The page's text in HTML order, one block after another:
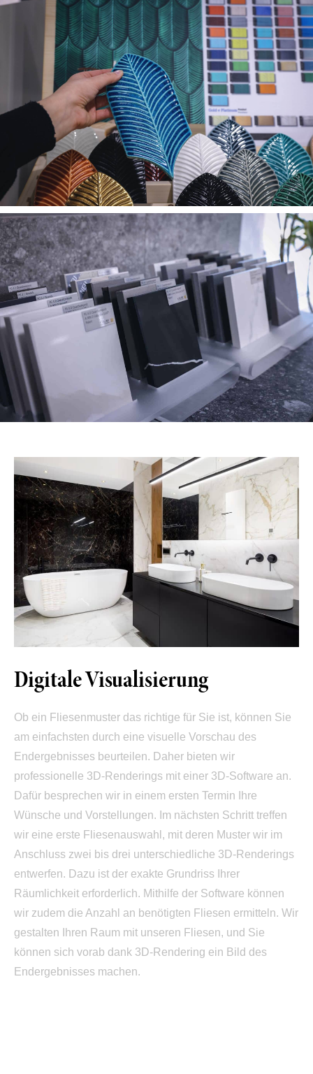
Digitale Visualisierung
Ob ein Fliesenmuster das richtige für Sie ist, können Sie
am einfachsten durch eine visuelle Vorschau des
Endergebnisses beurteilen. Daher bieten wir
professionelle 3D-Renderings mit einer 3D-Software an.
Dafür besprechen wir in einem ersten Termin Ihre
Wünsche und Vorstellungen. Im nächsten Schritt treffen
wir eine erste Fliesenauswahl, mit deren Muster wir im
Anschluss zwei bis drei unterschiedliche 3D-Renderings
entwerfen. Dazu ist der exakte Grundriss Ihrer
Räumlichkeit erforderlich. Mithilfe der Software können
wir zudem die Anzahl an benötigten Fliesen ermitteln. Wir
gestalten Ihren Raum mit unseren Fliesen, und Sie
können sich vorab dank 3D-Rendering ein Bild des
Endergebnisses machen.